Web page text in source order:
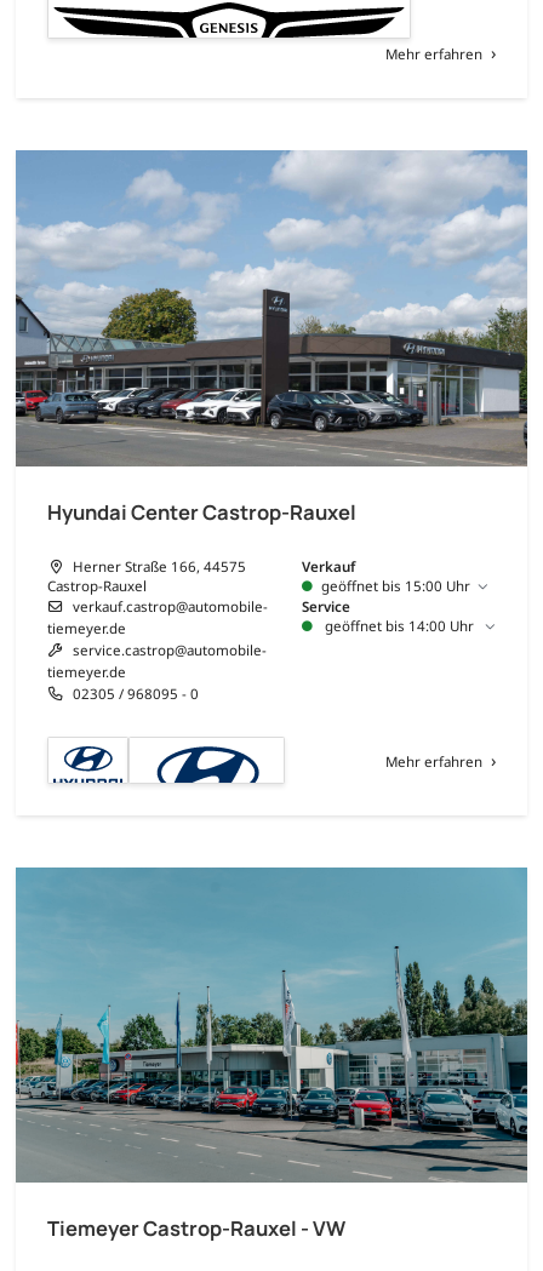
Mehr erfahren
Hyundai Center Castrop-Rauxel
Herner Straße 166, 44575
Castrop-Rauxel
verkauf.castrop@automobile-
tiemeyer.de
service.castrop@automobile-
tiemeyer.de
02305 / 968095 - 0
Verkauf
geöffnet bis 15:00 Uhr
Service
geöffnet bis 14:00 Uhr
Mehr erfahren
Tiemeyer Castrop-Rauxel - VW